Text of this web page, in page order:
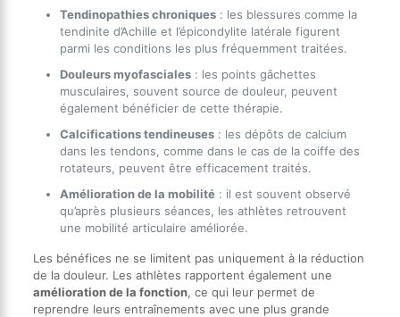
Tendinopathies chroniques: les blessures comme la
tendinite d’Achille et l’épicondylite latérale figurent
parmi les conditions les plus fréquemment traitées.
Douleurs myofasciales: les points gâchettes
musculaires, souvent source de douleur, peuvent
également bénéficier de cette thérapie.
Calcifications tendineuses: les dépôts de calcium
dans les tendons, comme dans le cas de la coiffe des
rotateurs, peuvent être efficacement traités.
Amélioration de la mobilité: il est souvent observé
qu’après plusieurs séances, les athlètes retrouvent
une mobilité articulaire améliorée.
Les bénéfices ne se limitent pas uniquement à la réduction
de la douleur. Les athlètes rapportent également une
amélioration de la fonction, ce qui leur permet de
reprendre leurs entraînements avec une plus grande